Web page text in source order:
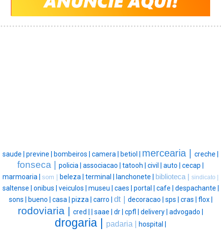
saude | previne | bombeiros | camera | betiol | mercearia | creche |
fonseca | policia | associacao | tatooh | civil | auto | cecap |
marmoaria | som | beleza | terminal | lanchonete | biblioteca | sindicato |
saltense | onibus | veiculos | museu | caes | portal | cafe | despachante |
sons |
bueno | casa | pizza | carro | dt | decoracao | sps | cras | flox |
rodoviaria | cred | saae | dr | cpfl | delivery | advogado |
drogaria | padaria | hospital |